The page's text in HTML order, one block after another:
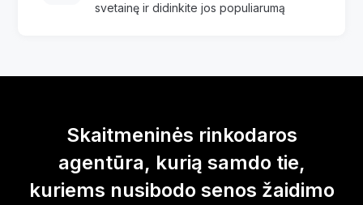
svetainę ir didinkite jos populiarumą
Skaitmeninės rinkodaros
agentūra, kurią samdo tie,
kuriems nusibodo senos žaidimo